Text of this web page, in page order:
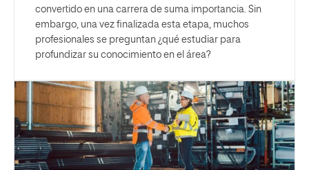
convertido en una carrera de suma importancia. Sin
embargo, una vez finalizada esta etapa, muchos
profesionales se preguntan ¿qué estudiar para
profundizar su conocimiento en el área?